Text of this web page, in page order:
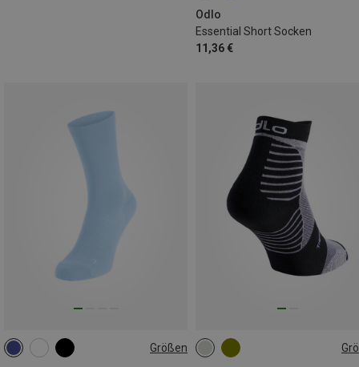
Odlo
Essential Short Socken
11,36 €
Größen
36|37|38
42|43|44
36|37|38